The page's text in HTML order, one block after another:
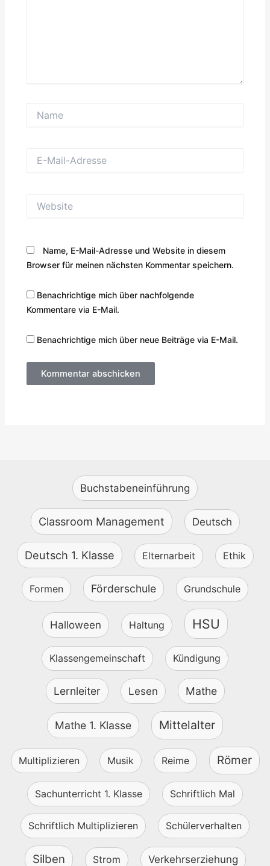
Mail-
Name, E-Mail-Adresse und Website in diesem
Browser für meinen nächsten Kommentar speichern.
Benachrichtige mich über nachfolgende
Kommentare via E-Mail.
Benachrichtige mich über neue Beiträge via E-Mail.
Buchstabeneinführung
Classroom Management Deutsch
Deutsch 1. Klasse Elternarbeit Ethik
Formen Förderschule Grundschule
Halloween Haltung HSU
Klassengemeinschaft Kündigung
Lernleiter Lesen Mathe
Mathe 1. Klasse Mittelalter
Multiplizieren Musik Reime Römer
Sachunterricht 1. Klasse Schriftlich Mal
Schriftlich Multiplizieren Schülerverhalten
Silben Strom Verkehrserziehung